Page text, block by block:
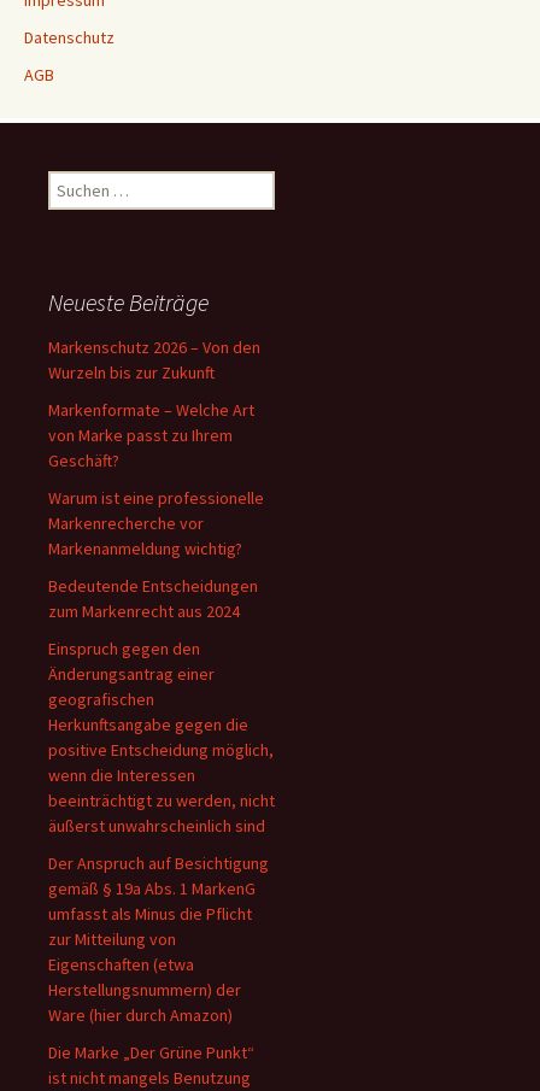
Datenschutz
AGB
Suchen
nach:
Neueste Beiträge
Markenschutz 2026 – Von den
Wurzeln bis zur Zukunft
Markenformate – Welche Art
von Marke passt zu Ihrem
Geschäft?
Warum ist eine professionelle
Markenrecherche vor
Markenanmeldung wichtig?
Bedeutende Entscheidungen
zum Markenrecht aus 2024
Einspruch gegen den
Änderungsantrag einer
geografischen
Herkunftsangabe gegen die
positive Entscheidung möglich,
wenn die Interessen
beeinträchtigt zu werden, nicht
äußerst unwahrscheinlich sind
Der Anspruch auf Besichtigung
gemäß § 19a Abs. 1 MarkenG
umfasst als Minus die Pflicht
zur Mitteilung von
Eigenschaften (etwa
Herstellungsnummern) der
Ware (hier durch Amazon)
Die Marke „Der Grüne Punkt“
ist nicht mangels Benutzung